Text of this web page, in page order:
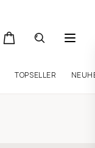
TOPSELLER